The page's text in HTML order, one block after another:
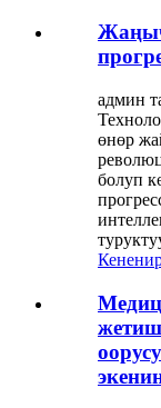
админ
өнөр
болуп